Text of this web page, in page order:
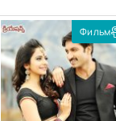
Фильм